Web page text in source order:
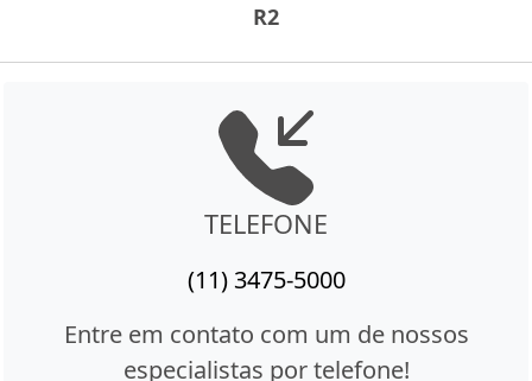
R2
TELEFONE
(11) 3475-5000
Entre em contato com um de nossos
especialistas por telefone!